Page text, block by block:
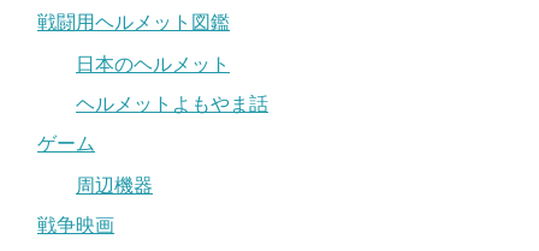
戦闘用ヘルメット図鑑
日本のヘルメット
ヘルメットよもやま話
ゲーム
周辺機器
戦争映画